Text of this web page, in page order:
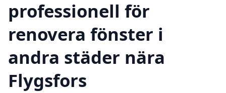
professionell för
renovera fönster i
andra städer nära
Flygsfors